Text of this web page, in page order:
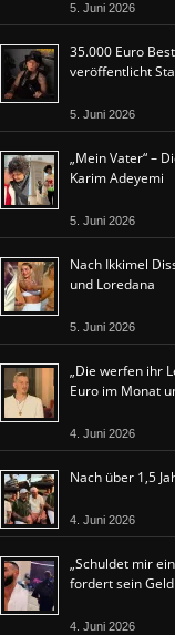
5. Juni 2026
35.000 Euro
veröffentlicht
5. Juni 2026
„Mein Vater“ –
Karim Adeyemi
5. Juni 2026
Nach Ikkimel
und Loredana
5. Juni 2026
„Die werfen ihr
Euro im Monat
4. Juni 2026
Nach über 1,5
4. Juni 2026
„Schuldet mir
fordert sein Geld
4. Juni 2026